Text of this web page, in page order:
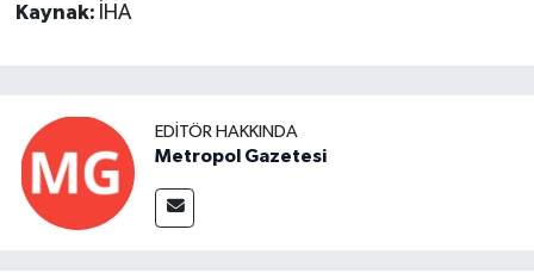
Kaynak: İHA
EDITÖR HAKKINDA
Metropol Gazetesi